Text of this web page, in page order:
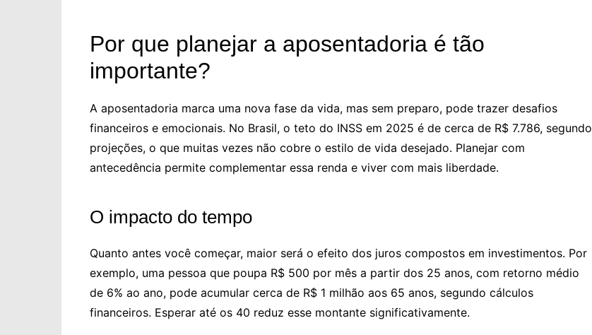
Por que planejar a aposentadoria é tão
importante?
A aposentadoria marca uma nova fase da vida, mas sem preparo, pode trazer desafios
financeiros e emocionais. No Brasil, o teto do INSS em 2025 é de cerca de R$ 7.786, segundo
projeções, o que muitas vezes não cobre o estilo de vida desejado. Planejar com
antecedência permite complementar essa renda e viver com mais liberdade.
O impacto do tempo
Quanto antes você começar, maior será o efeito dos juros compostos em investimentos. Por
exemplo, uma pessoa que poupa R$ 500 por mês a partir dos 25 anos, com retorno médio
de 6% ao ano, pode acumular cerca de R$ 1 milhão aos 65 anos, segundo cálculos
financeiros. Esperar até os 40 reduz esse montante significativamente.